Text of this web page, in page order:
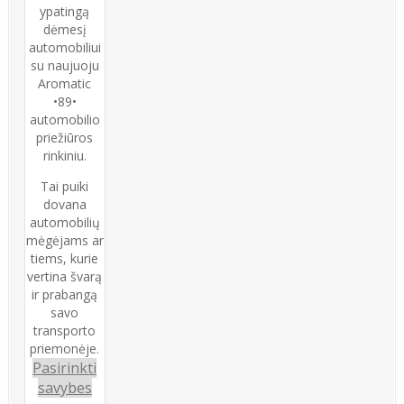
ypatingą
dėmesį
automobiliui
su naujuoju
Aromatic
•89•
automobilio
priežiūros
rinkiniu.
Tai puiki
dovana
automobilių
mėgėjams ar
tiems, kurie
vertina švarą
ir prabangą
savo
transporto
priemonėje.
Pasirinkti
savybesThis